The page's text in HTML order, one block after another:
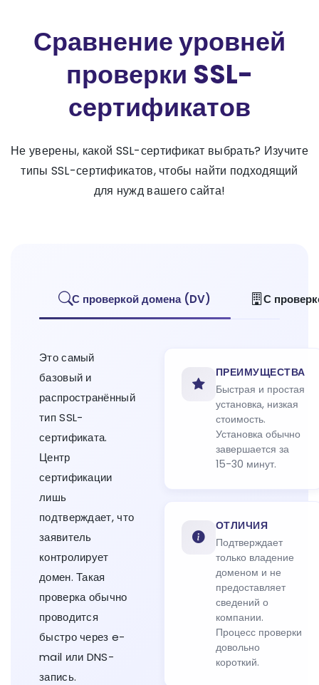
Сравнение уровней
проверки SSL-
сертификатов
Не уверены, какой SSL-сертификат выбрать? Изучите
типы SSL-сертификатов, чтобы найти подходящий
для нужд вашего сайта!
С проверкой домена (DV) С
Это самый
базовый и
распространённый
тип SSL-
сертификата.
Центр
сертификации
лишь
подтверждает, что
заявитель
контролирует
домен. Такая
проверка обычно
проводится
быстро через e-
mail или DNS-
запись.
ПРЕИМУЩЕСТВА
Быстрая и простая
установка, низкая
стоимость.
Установка обычно
завершается за
15-30 минут.
ОТЛИЧИЯ
Подтверждает
только владение
доменом и не
предоставляет
сведений о
компании.
Процесс проверки
довольно
короткий.